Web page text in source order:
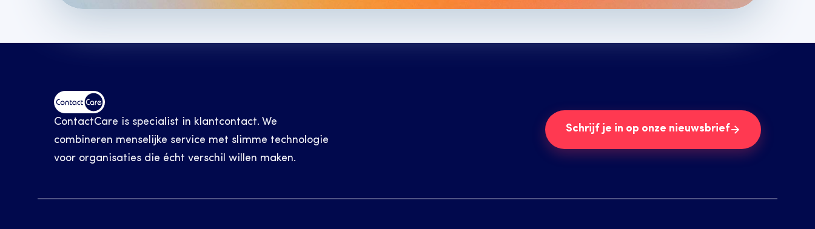
ContactCare is specialist in klantcontact. We
combineren menselijke service met slimme technologie
voor organisaties die écht verschil willen maken.
Schrijf je in op onze nieuwsbrief